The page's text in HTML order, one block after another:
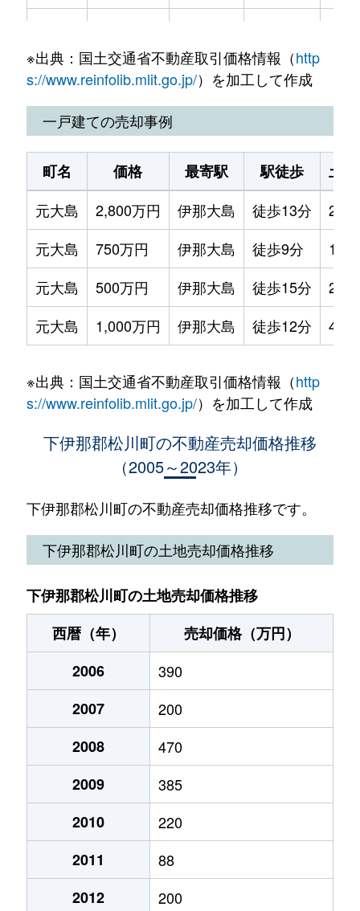
元大島
1,400万円 上片桐 徒歩16分
元大島
300万円 上片桐 徒歩13分
元大島
37万円 上片桐 徒歩13分
※出典：国土交通省不動産取引価格情報（http
s://www.reinfolib.mlit.go.jp/）を加工して作成
一戸建ての売却事例
町名 価格 最寄駅 駅徒歩
土
元大島
2,800万円 伊那大島 徒歩13分
元大島
750万円 伊那大島 徒歩9分
元大島
500万円 伊那大島 徒歩15分
元大島
1,000万円 伊那大島 徒歩12分
※出典：国土交通省不動産取引価格情報（http
s://www.reinfolib.mlit.go.jp/）を加工して作成
下伊那郡松川町の不動産売却価格推移
（2005～2023年）
下伊那郡松川町の不動産売却価格推移です。
下伊那郡松川町の土地売却価格推移
下伊那郡松川町の土地売却価格推移
西暦（年）
売却価格（万円）
2006
390
2007
200
2008
470
2009
385
2010
220
2011
88
2012
200